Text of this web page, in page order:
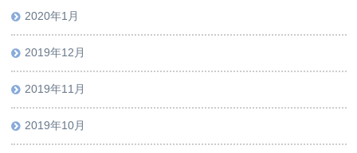
2020年1月
2019年12月
2019年11月
2019年10月